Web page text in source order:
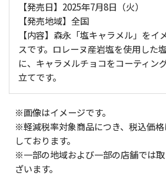
【発売日】2025年7月8日（火）
【発売地域】全国
【内容】森永「塩キャラメル」をイ
スです。ロレーヌ産岩塩を使用した
に、キャラメルチョコをコーティン
立てです。
※画像はイメージです。
※軽減税率対象商品につき、税込価
しております。
※一部の地域および一部の店舗では
ざいます。